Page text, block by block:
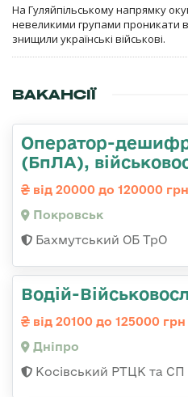
На Гуляйпільському напрямку
невеликими групами проникати
знищили українські військові.
ВАКАНСІЇ
Оператор-
(БпЛА),
від 20000 до 120000 грн
Покровськ
Бахмутський ОБ ТрО
Водій-
від 20100 до 125000 грн
Дніпро
Косівський РТЦК та СП